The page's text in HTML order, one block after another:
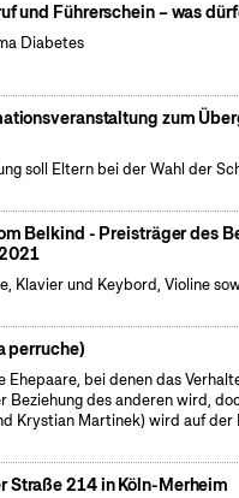
und Führerschein – was
Diabetes
zum
soll Eltern bei der Wahl der
Belkind - Preisträger des
Klavier und Keybord, Violine
perruche)
Ehepaare, bei denen das
Beziehung des anderen wird,
Krystian Martinek) wird auf der
Straße 214 in Köln-Merheim